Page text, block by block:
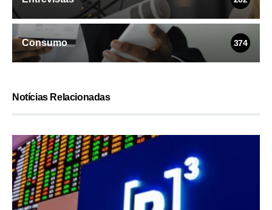
Consumo 374
Notícias Relacionadas